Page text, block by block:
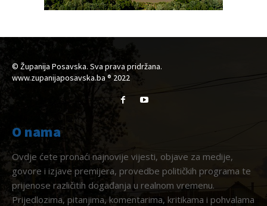
© Županija Posavska. Sva prava pridržana.
www.zupanijaposavska.ba ® 2022
O nama
Ovdje ćete pronaći najnovije vijesti, objave za medije,
govore i izjave premijera, provedbe političkih programa te
prijenose različitih događanja u realnom vremenu.
Prijedlozima, pitanjima, komentarima, kritikama i pohvalama